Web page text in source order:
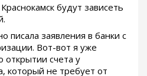
будут зависеть
заявления в банки с
Вот-вот я уже
открытии счета у
который не требует от